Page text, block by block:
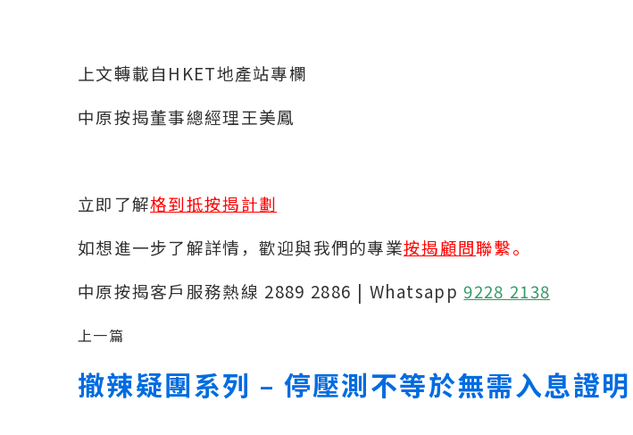
上文轉載自HKET地產站專欄
中原按揭董事總經理王美鳳
立即了解格到抵按揭計劃
如想進一步了解詳情，歡迎與我們的專業按揭顧問聯繫。
中原按揭客戶服務熱線 2889 2886 | Whatsapp9228 2138
上一篇
撤辣疑團系列 – 停壓測不等於無需入息證明